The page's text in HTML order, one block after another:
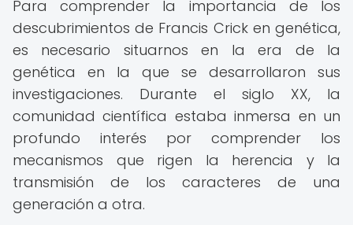
Para comprender la importancia de los
descubrimientos de Francis Crick en genética,
es necesario situarnos en la era de la
genética en la que se desarrollaron sus
investigaciones. Durante el siglo XX, la
comunidad científica estaba inmersa en un
profundo interés por comprender los
mecanismos que rigen la herencia y la
transmisión de los caracteres de una
generación a otra.